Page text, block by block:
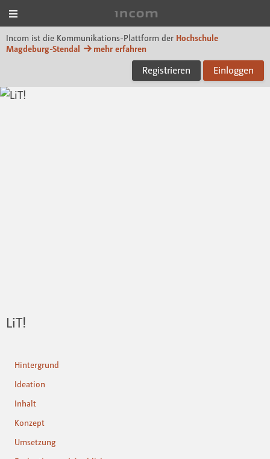
Incom ist die Kommunikations-Plattform der Hochschule
Magdeburg-Stendal
mehr erfahren
Registrieren Einloggen
LiT!
Hintergrund
Ideation
Inhalt
Konzept
Umsetzung